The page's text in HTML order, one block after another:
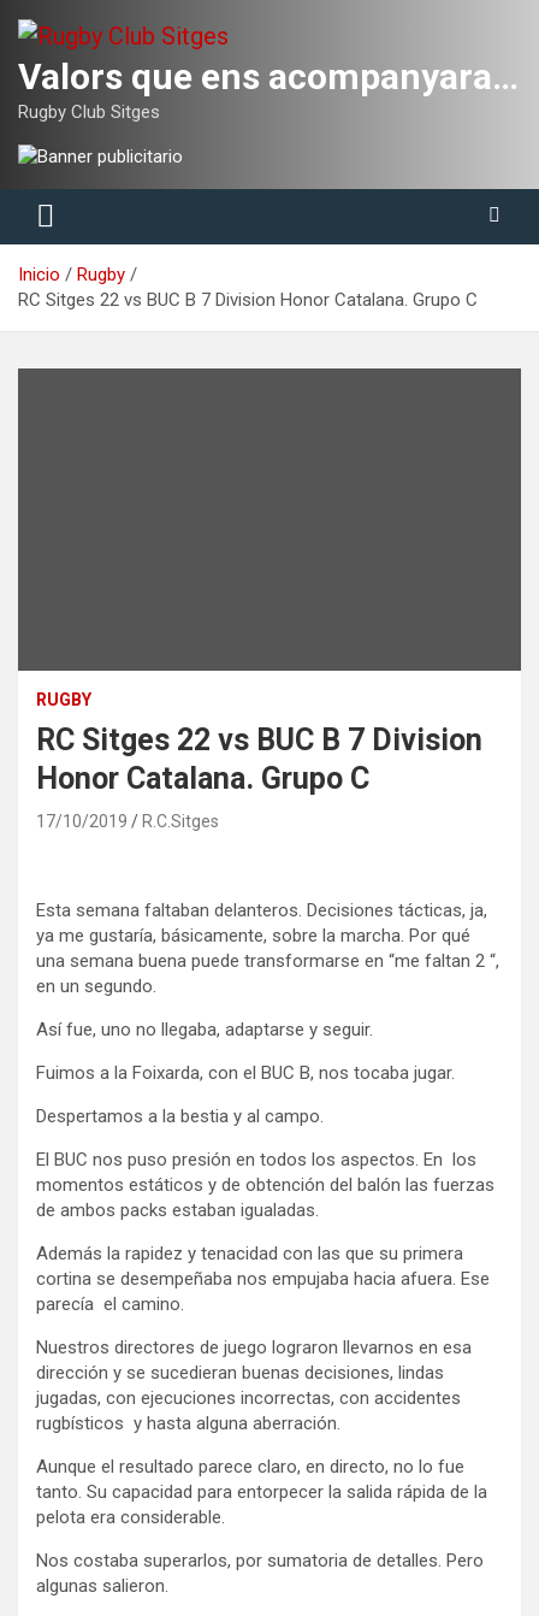
contenido
Valors que ens acompanyaran tota la vida
Rugby Club Sitges
Inicio
Rugby
RC Sitges 22 vs BUC B 7 Division Honor Catalana. Grupo C
RUGBY
RC Sitges 22 vs BUC B 7 Division
Honor Catalana. Grupo C
17/10/2019 R.C.Sitges
Esta semana faltaban delanteros. Decisiones tácticas, ja,
ya me gustaría, básicamente, sobre la marcha. Por qué
una semana buena puede transformarse en “me faltan 2 “,
en un segundo.
Así fue, uno no llegaba, adaptarse y seguir.
Fuimos a la Foixarda, con el BUC B, nos tocaba jugar.
Despertamos a la bestia y al campo.
El BUC nos puso presión en todos los aspectos. En los
momentos estáticos y de obtención del balón las fuerzas
de ambos packs estaban igualadas.
Además la rapidez y tenacidad con las que su primera
cortina se desempeñaba nos empujaba hacia afuera. Ese
parecía el camino.
Nuestros directores de juego lograron llevarnos en esa
dirección y se sucedieran buenas decisiones, lindas
jugadas, con ejecuciones incorrectas, con accidentes
rugbísticos y hasta alguna aberración.
Aunque el resultado parece claro, en directo, no lo fue
tanto. Su capacidad para entorpecer la salida rápida de la
pelota era considerable.
Nos costaba superarlos, por sumatoria de detalles. Pero
algunas salieron.